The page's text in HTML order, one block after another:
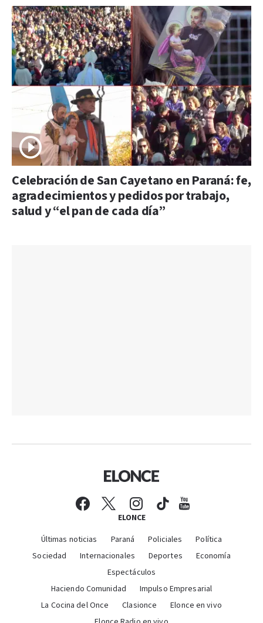
Celebración de San Cayetano en Paraná: fe,
agradecimientos y pedidos por trabajo,
salud y “el pan de cada día”
ELONCE
Últimas noticias Paraná Policiales
Política
Sociedad
Internacionales Deportes
Economía
Espectáculos
Haciendo Comunidad
Impulso Empresarial
La Cocina del Once
Clasionce
Elonce en vivo